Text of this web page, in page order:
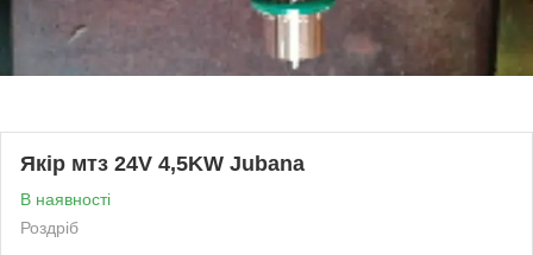
Якір мтз 24V 4,5KW Jubana
В наявності
Роздріб